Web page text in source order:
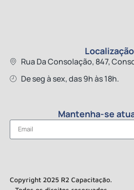
Localização
Rua Da Consolação, 847,
De seg à sex, das 9h às 18h.
Mantenha-se
Copyright 2025 R2 Capacitação.